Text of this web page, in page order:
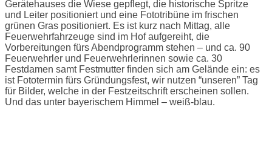
Gerätehauses die Wiese gepflegt, die historische Spritze
und Leiter positioniert und eine Fototribüne im frischen
grünen Gras positioniert. Es ist kurz nach Mittag, alle
Feuerwehrfahrzeuge sind im Hof aufgereiht, die
Vorbereitungen fürs Abendprogramm stehen – und ca. 90
Feuerwehrler und Feuerwehrlerinnen sowie ca. 30
Festdamen samt Festmutter finden sich am Gelände ein: es
ist Fototermin fürs Gründungsfest, wir nutzen “unseren” Tag
für Bilder, welche in der Festzeitschrift erscheinen sollen.
Und das unter bayerischem Himmel – weiß-blau.